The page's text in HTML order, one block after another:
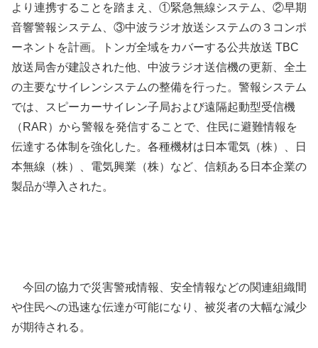
より連携することを踏まえ、①緊急無線システム、②早期
音響警報システム、③中波ラジオ放送システムの３コンポ
ーネントを計画。トンガ全域をカバーする公共放送 TBC
放送局舎が建設された他、中波ラジオ送信機の更新、全土
の主要なサイレンシステムの整備を行った。警報システム
では、スピーカーサイレン子局および遠隔起動型受信機
（RAR）から警報を発信することで、住民に避難情報を
伝達する体制を強化した。各種機材は日本電気（株）、日
本無線（株）、電気興業（株）など、信頼ある日本企業の
製品が導入された。
今回の協力で災害警戒情報、安全情報などの関連組織間
や住民への迅速な伝達が可能になり、被災者の大幅な減少
が期待される。